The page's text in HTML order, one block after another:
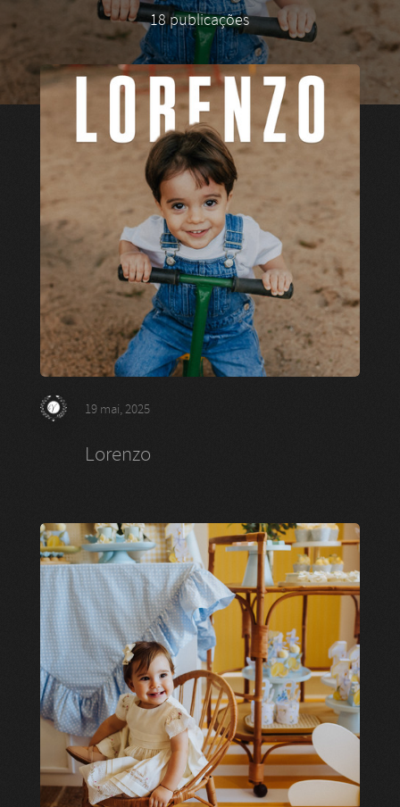
18 publicações
19 mai, 2025
Lorenzo